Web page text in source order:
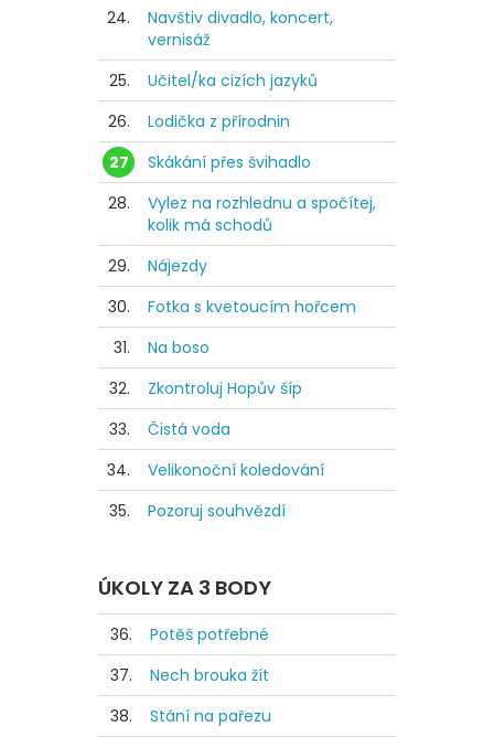
24.
Navštiv divadlo, koncert,
vernisáž
25.
Učitel/ka cizích jazyků
26.
Lodička z přírodnin
27
Skákání přes švihadlo
28.
Vylez na rozhlednu a spočítej,
kolik má schodů
29.
Nájezdy
30.
Fotka s kvetoucím hořcem
31.
Na boso
32.
Zkontroluj Hopův šíp
33.
Čistá voda
34.
Velikonoční koledování
35.
Pozoruj souhvězdí
ÚKOLY ZA 3 BODY
36.
Potěš potřebné
37.
Nech brouka žít
38.
Stání na pařezu